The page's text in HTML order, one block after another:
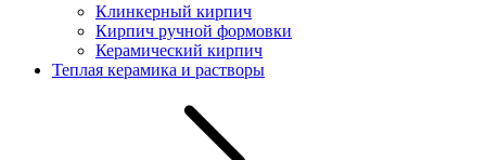
Клинкерный кирпич
Кирпич ручной формовки
Керамический кирпич
Теплая керамика и растворы